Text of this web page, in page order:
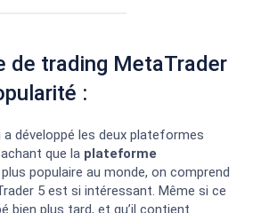
de trading MetaTrader
:
a développé les deux plateformes
que la plateforme
populaire au monde, on comprend
5 est si intéressant. Même si ce
bien plus tard, et qu’il contient